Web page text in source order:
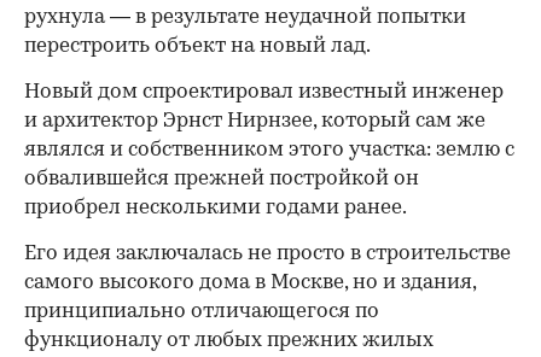
рухнула — в результате неудачной попытки
перестроить объект на новый лад.
Новый дом спроектировал известный инженер
и архитектор Эрнст Нирнзее, который сам же
являлся и собственником этого участка: землю с
обвалившейся прежней постройкой он
приобрел несколькими годами ранее.
Его идея заключалась не просто в строительстве
самого высокого дома в Москве, но и здания,
принципиально отличающегося по
функционалу от любых прежних жилых